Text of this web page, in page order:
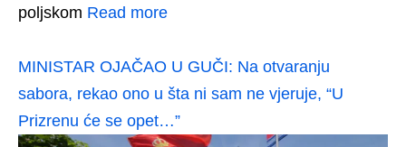
poljskom Read more
MINISTAR OJAČAO U GUČI: Na otvaranju
sabora, rekao ono u šta ni sam ne vjeruje, “U
Prizrenu će se opet…”